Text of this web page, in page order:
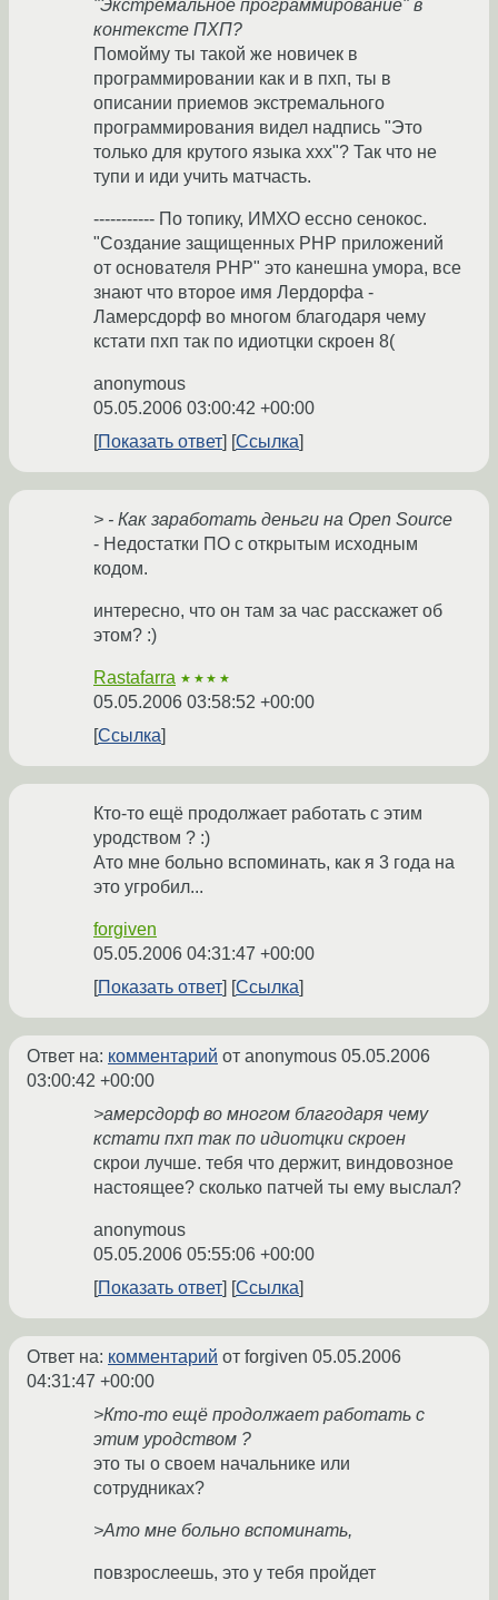
"Экстремальное программирование" в
контексте ПХП?
Помойму ты такой же новичек в
программировании как и в пхп, ты в
описании приемов экстремального
программирования видел надпись "Это
только для крутого языка ххх"? Так что не
тупи и иди учить матчасть.
----------- По топику, ИМХО ессно сенокос.
"Создание защищенных PHP приложений
от основателя PHP" это канешна умора, все
знают что второе имя Лердорфа -
Ламерсдорф во многом благодаря чему
кстати пхп так по идиотцки скроен 8(
anonymous
05.05.2006 03:00:42 +00:00
Показать ответ
Ссылка
> - Как заработать деньги на Open Source
- Недостатки ПО с открытым исходным
кодом.
интересно, что он там за час расскажет об
этом? :)
Rastafarra ★★★★
05.05.2006 03:58:52 +00:00
Ссылка
Кто-то ещё продолжает работать с этим
уродством ? :)
Ато мне больно вспоминать, как я 3 года на
это угробил...
forgiven
05.05.2006 04:31:47 +00:00
Показать ответ
Ссылка
Ответ на: комментарий от anonymous 05.05.2006
03:00:42 +00:00
>амерсдорф во многом благодаря чему
кстати пхп так по идиотцки скроен
скрои лучше. тебя что держит, виндовозное
настоящее? сколько патчей ты ему выслал?
anonymous
05.05.2006 05:55:06 +00:00
Показать ответ
Ссылка
Ответ на: комментарий от forgiven 05.05.2006
04:31:47 +00:00
>Кто-то ещё продолжает работать с
этим уродством ?
это ты о своем начальнике или
сотрудниках?
>Ато мне больно вспоминать,
повзрослеешь, это у тебя пройдет